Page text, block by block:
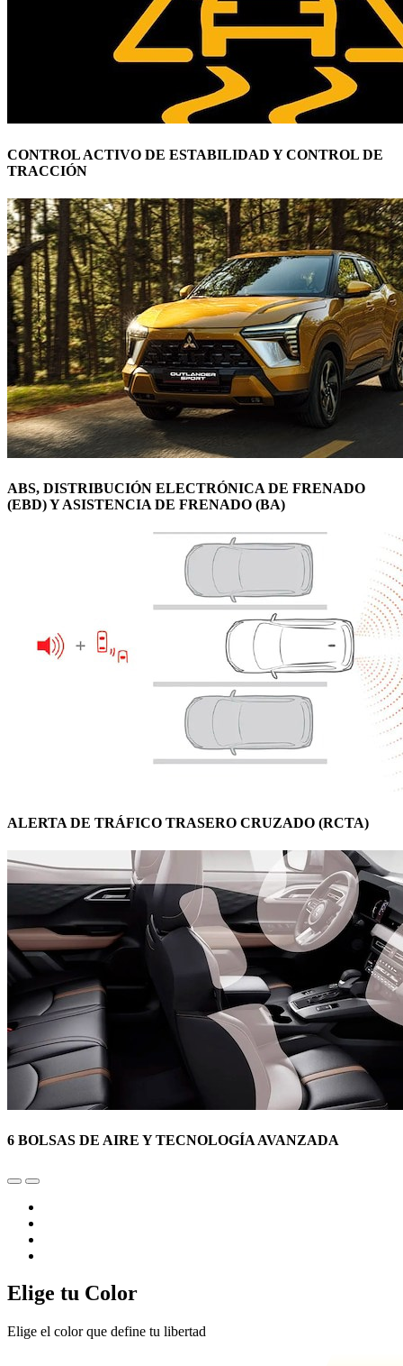
CONTROL ACTIVO DE ESTABILIDAD Y CONTROL DE
TRACCIÓN
ABS, DISTRIBUCIÓN ELECTRÓNICA DE FRENADO
(EBD) Y ASISTENCIA DE FRENADO (BA)
ALERTA DE TRÁFICO TRASERO CRUZADO (RCTA)
6 BOLSAS DE AIRE Y TECNOLOGÍA AVANZADA
Elige tu Color
Elige el color que define tu libertad